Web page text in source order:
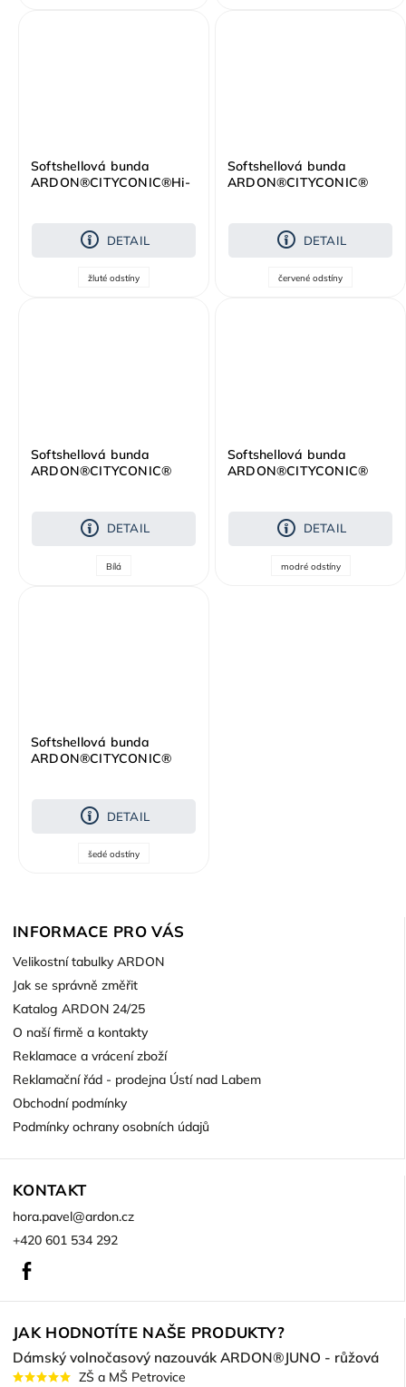
Softshellová bunda
ARDON®CITYCONIC®Hi-
DETAIL
žluté odstíny
Softshellová bunda
ARDON®CITYCONIC®
DETAIL
červené odstíny
Softshellová bunda
ARDON®CITYCONIC®
DETAIL
Bílá
Softshellová bunda
ARDON®CITYCONIC®
DETAIL
modré odstíny
Softshellová bunda
ARDON®CITYCONIC®
DETAIL
šedé odstíny
INFORMACE PRO VÁS
Velikostní tabulky ARDON
Jak se správně změřit
Katalog ARDON 24/25
O naší firmě a kontakty
Reklamace a vrácení zboží
Reklamační řád - prodejna Ústí nad Labem
Obchodní podmínky
Podmínky ochrany osobních údajů
KONTAKT
hora.pavel@ardon.cz
+420 601 534 292
JAK HODNOTÍTE NAŠE PRODUKTY?
Dámský volnočasový nazouvák ARDON®JUNO - růžová
ZŠ a MŠ Petrovice